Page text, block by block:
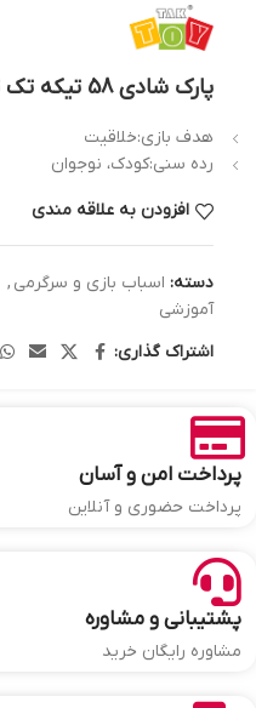
پارک شادی 58 تیکه تک توی
هدف بازی:خلاقیت
رده سنی:کودک، نوجوان
افزودن به علاقه مندی
دسته: اسباب بازی و سرگرمی ,
آموزشی
اشتراک گذاری:
پرداخت امن و آسان
پرداخت حضوری و آنلاین
پشتیبانی و مشاوره
مشاوره رایگان خرید